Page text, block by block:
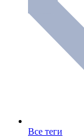
Все теги